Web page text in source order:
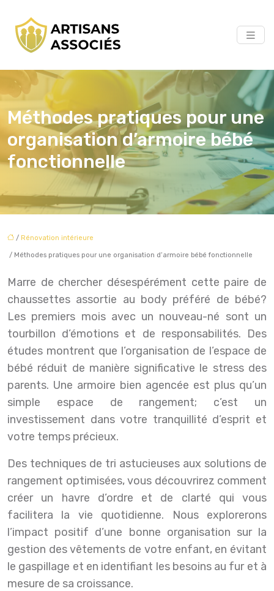
Méthodes pratiques pour une
organisation d’armoire bébé
fonctionnelle
/ Rénovation intérieure
/ Méthodes pratiques pour une organisation d’armoire bébé fonctionnelle
Marre de chercher désespérément cette paire de
chaussettes assortie au body préféré de bébé?
Les premiers mois avec un nouveau-né sont un
tourbillon d’émotions et de responsabilités. Des
études montrent que l’organisation de l’espace de
bébé réduit de manière significative le stress des
parents. Une armoire bien agencée est plus qu’un
simple espace de rangement; c’est un
investissement dans votre tranquillité d’esprit et
votre temps précieux.
Des techniques de tri astucieuses aux solutions de
rangement optimisées, vous découvrirez comment
créer un havre d’ordre et de clarté qui vous
facilitera la vie quotidienne. Nous explorerons
l’impact positif d’une bonne organisation sur la
gestion des vêtements de votre enfant, en évitant
le gaspillage et en identifiant les besoins au fur et à
mesure de sa croissance.